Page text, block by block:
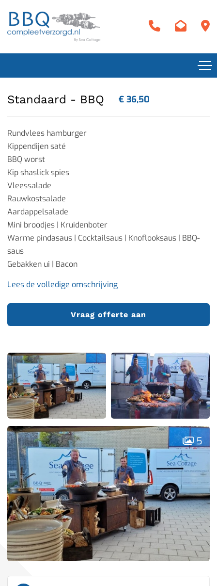
Standaard - BBQ € 36,50
Rundvlees hamburger
Kippendijen saté
BBQ worst
Kip shaslick spies
Vleessalade
Rauwkostsalade
Aardappelsalade
Mini broodjes | Kruidenboter
Warme pindasaus | Cocktailsaus | Knoflooksaus | BBQ-
saus
Gebakken ui | Bacon
Lees de volledige omschrijving
Vraag offerte aan
5